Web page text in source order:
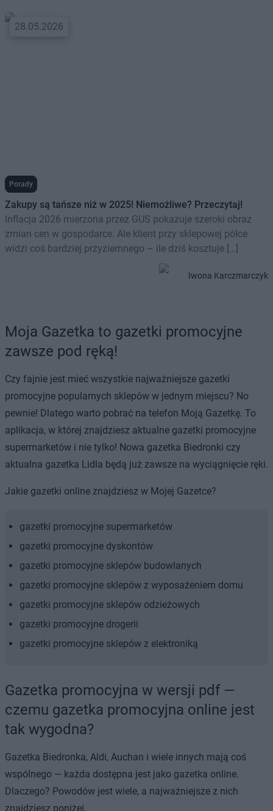
28.05.2026
Porady
Zakupy są tańsze niż w 2025! Niemożliwe? Przeczytaj!
Inflacja 2026 mierzona przez GUS pokazuje szeroki obraz
zmian cen w gospodarce. Ale klient przy sklepowej półce
widzi coś bardziej przyziemnego – ile dziś kosztuje […]
Iwona Karczmarczyk
Moja Gazetka to gazetki promocyjne
zawsze pod ręką!
Czy fajnie jest mieć wszystkie najważniejsze gazetki
promocyjne popularnych sklepów w jednym miejscu? No
pewnie! Dlatego warto pobrać na telefon Moją Gazetkę. To
aplikacja, w której znajdziesz aktualne gazetki promocyjne
supermarketów i nie tylko! Nowa gazetka Biedronki czy
aktualna gazetka Lidla będą już zawsze na wyciągnięcie ręki.
Jakie gazetki online znajdziesz w Mojej Gazetce?
gazetki promocyjne supermarketów
gazetki promocyjne dyskontów
gazetki promocyjne sklepów budowlanych
gazetki promocyjne sklepów z wyposażeniem domu
gazetki promocyjne sklepów odzieżowych
gazetki promocyjne drogerii
gazetki promocyjne sklepów z elektroniką
Gazetka promocyjna w wersji pdf —
czemu gazetka promocyjna online jest
tak wygodna?
Gazetka Biedronka, Aldi, Auchan i wiele innych mają coś
wspólnego — każda dostępna jest jako gazetka online.
Dlaczego? Powodów jest wiele, a najważniejsze z nich
znajdziesz poniżej.